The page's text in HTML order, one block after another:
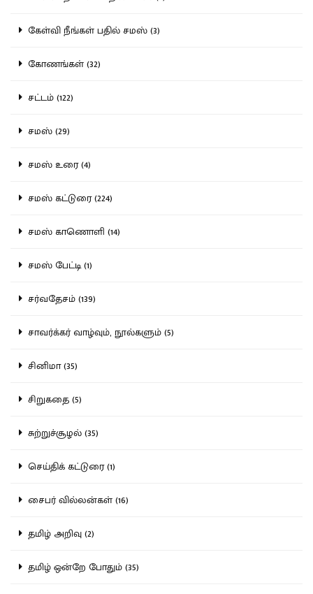
கேள்வி நீங்கள் பதில் சமஸ் (3)
கோணங்கள் (32)
சட்டம் (122)
சமஸ் (29)
சமஸ் உரை (4)
சமஸ் கட்டுரை (224)
சமஸ் காணொளி (14)
சமஸ் பேட்டி (1)
சர்வதேசம் (139)
சாவர்க்கர் வாழ்வும், நூல்களும் (5)
சினிமா (35)
சிறுகதை (5)
சுற்றுச்சூழல் (35)
செய்திக் கட்டுரை (1)
சைபர் வில்லன்கள் (16)
தமிழ் அறிவு (2)
தமிழ் ஒன்றே போதும் (35)